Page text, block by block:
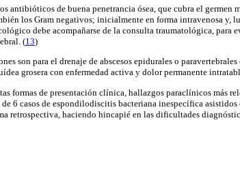
antibióticos de buena penetrancia ósea, que cubra el germen
los Gram negativos; inicialmente en forma intravenosa y,
debe acompañarse de la consulta traumatológica, para
(13)
son para el drenaje de abscesos epidurales o paravertebrales
grosera con enfermedad activa y dolor permanente
formas de presentación clínica, hallazgos paraclínicos más
6 casos de espondilodiscitis bacteriana inespecífica asistidos
retrospectiva, haciendo hincapié en las dificultades